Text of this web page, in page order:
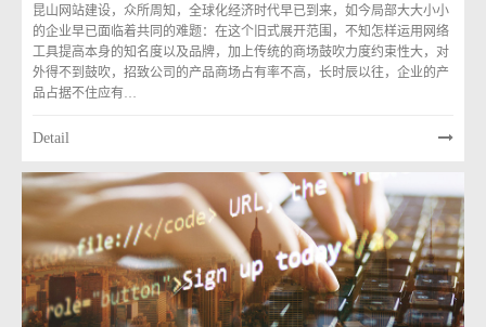
昆山网站建设，众所周知，全球化经济时代早已到来，如今局部大大小小
的企业早已面临着共同的难题：在这个旧式展开范围，不知怎样运用网络
工具提高本身的知名度以及品牌，加上传统的商场鼓吹力度约束性大，对
外得不到鼓吹，招致公司的产品商场占有率不高，长时辰以往，企业的产
品占据不住应有…
Detail